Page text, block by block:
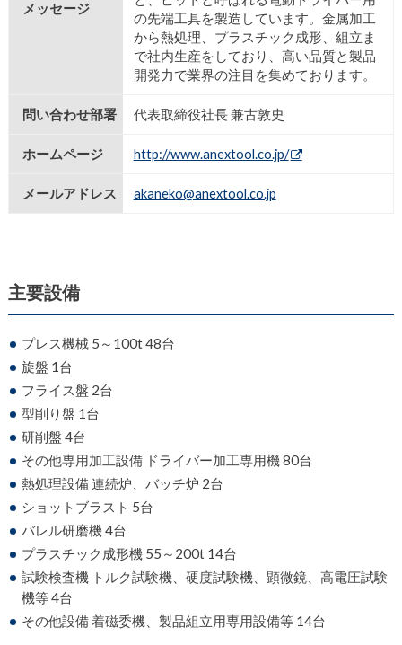
メッセージ
の先端工具を製造しています。金属加工
から熱処理、プラスチック成形、組立ま
で社内生産をしており、高い品質と製品
開発力で業界の注目を集めております。
問い合わせ部署 代表取締役社長 兼古敦史
ホームページ http://www.anextool.co.jp/
メールアドレス akaneko@anextool.co.jp
主要設備
プレス機械 5～100t 48台
旋盤 1台
フライス盤 2台
型削り盤 1台
研削盤 4台
その他専用加工設備 ドライバー加工専用機 80台
熱処理設備 連続炉、バッチ炉 2台
ショットブラスト 5台
バレル研磨機 4台
プラスチック成形機 55～200t 14台
試験検査機 トルク試験機、硬度試験機、顕微鏡、高電圧試験
機等 4台
その他設備 着磁委機、製品組立用専用設備等 14台